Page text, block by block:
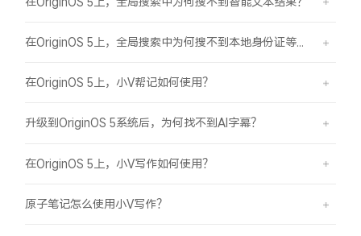
在OriginOS 5上，小V帮记如何使用？
升级到OriginOS 5系统后，为何找不到AI字幕？
在OriginOS 5上，小V写作如何使用？
原子笔记怎么使用小V写作？